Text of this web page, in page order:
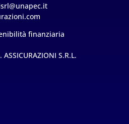
finanziaria
S.R.L.